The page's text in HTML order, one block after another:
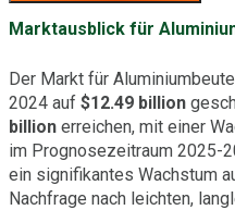
Marktausblick für
Der Markt für
2024 auf $12.49 billion
billion erreichen, mit einer
im Prognosezeitraum 2025-
ein signifikantes Wachstum
Nachfrage nach leichten,